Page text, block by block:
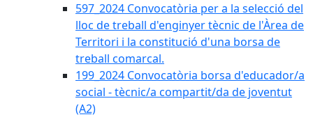
597_2024 Convocatòria per a la selecció del
lloc de treball d'enginyer tècnic de l'Àrea de
Territori i la constitució d'una borsa de
treball comarcal.
199_2024 Convocatòria borsa d'educador/a
social - tècnic/a compartit/da de joventut
(A2)